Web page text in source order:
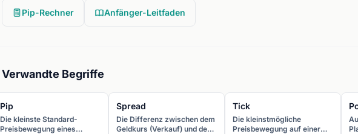
Pip-Rechner Anfänger-Leitfaden
Verwandte Begriffe
Pip
Die kleinste Standard-
Preisbewegung eines
Spread
Die Differenz zwischen dem
Geldkurs (Verkauf) und dem
Tick
Die kleinstmögliche
Preisbewegung auf einer